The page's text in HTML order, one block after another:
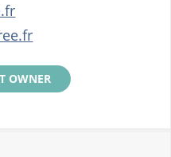
OWNER